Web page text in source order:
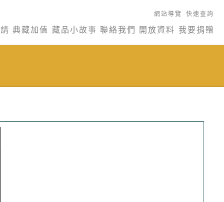
網站導覽 快速查詢
典藏加值 藏品小故事 聯絡我們 開放資料 我要捐贈